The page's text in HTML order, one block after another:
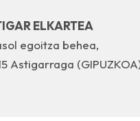
ELKARTEA
egoitza behea,
Astigarraga